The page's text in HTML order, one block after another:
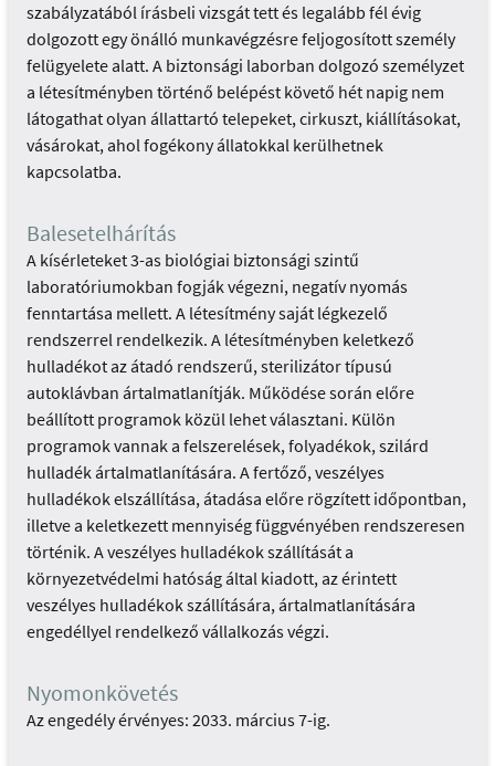
szabályzatából írásbeli vizsgát tett és legalább fél évig
dolgozott egy önálló munkavégzésre feljogosított személy
felügyelete alatt. A biztonsági laborban dolgozó személyzet
a létesítményben történő belépést követő hét napig nem
látogathat olyan állattartó telepeket, cirkuszt, kiállításokat,
vásárokat, ahol fogékony állatokkal kerülhetnek
kapcsolatba.
Balesetelhárítás
A kísérleteket 3-as biológiai biztonsági szintű
laboratóriumokban fogják végezni, negatív nyomás
fenntartása mellett. A létesítmény saját légkezelő
rendszerrel rendelkezik. A létesítményben keletkező
hulladékot az átadó rendszerű, sterilizátor típusú
autoklávban ártalmatlanítják. Működése során előre
beállított programok közül lehet választani. Külön
programok vannak a felszerelések, folyadékok, szilárd
hulladék ártalmatlanítására. A fertőző, veszélyes
hulladékok elszállítása, átadása előre rögzített időpontban,
illetve a keletkezett mennyiség függvényében rendszeresen
történik. A veszélyes hulladékok szállítását a
környezetvédelmi hatóság által kiadott, az érintett
veszélyes hulladékok szállítására, ártalmatlanítására
engedéllyel rendelkező vállalkozás végzi.
Nyomonkövetés
Az engedély érvényes: 2033. március 7-ig.